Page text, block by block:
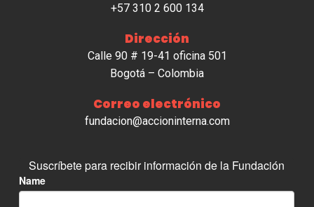
+57 310 2 600 134
Dirección
Calle 90 # 19-41 oficina 501
Bogotá – Colombia
Correo electrónico
fundacion@accioninterna.com